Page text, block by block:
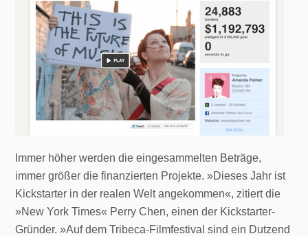
Immer höher werden die eingesammelten Beträge,
immer größer die finanzierten Projekte. »Dieses Jahr ist
Kickstarter in der realen Welt angekommen«, zitiert die
»New York Times« Perry Chen, einen der Kickstarter-
Gründer. »Auf dem Tribeca-Filmfestival sind ein Dutzend